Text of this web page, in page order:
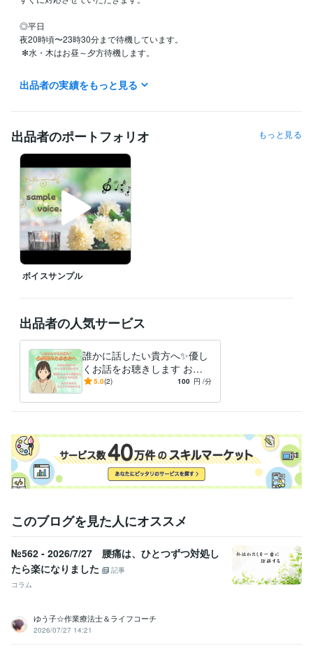
◎平日
夜20時頃〜23時30分まで待機しています。
◎土日祝
20時30分〜24時位まで待機しています。
ご相談はもとより、雑談でも愚痴でもどうぞ♪
1分でもOKですよ。
電話で話す内容を事前にメッセージしてくださってもOKです。
あかりってどんな雰囲気の人？
サンプルボイスがありますのでご覧ください
声で雰囲気が伝わる事もあると思います♬
それでは、あなたとの出会いを楽しみに
｢ひだまりルーム｣で笑顔でお待ちしています^^
経験職種
ブログ開始
資格・検定
看護師 取得年 : 1986年
メンタルケア心理士 取得年 : 2022年
悩み相談・カウンセリング
身体や心のお悩み/人間関係でのお悩み
夫婦関係/子育て/恋愛相談 介護の悩み 孤独感、不安感 ペットロス
出品者の実績をもっと見る
出品者のポートフォリオ もっと見る
ボイスサンプル
出品者の人気サービス
誰かに話したい貴方へ✨️‬優し
くお話をお聴きします お悩
み/愚痴/雑談/不安…心を整え
5.0(2) 100 円 /分
このブログを見た人にオススメ
№562 - 2026/7/27 腰痛は、ひとつずつ対処し
たら楽になりました
記事
コラム
ゆう子☆作業療法士＆ライフコーチ
2026/07/27 14:21